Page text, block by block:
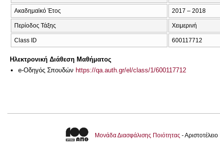
Ακαδημαϊκό Έτος 2017 – 2018
Περίοδος Τάξης Χειμερινή
Class ID 600117712
Ηλεκτρονική Διάθεση Μαθήματος
e-Οδηγός Σπουδών https://qa.auth.gr/el/class/1/600117712
Μονάδα Διασφάλισης Ποιότητας -